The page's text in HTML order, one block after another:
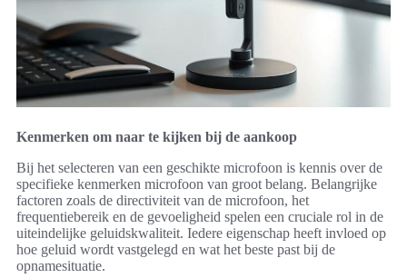
Kenmerken om naar te kijken bij de aankoop
Bij het selecteren van een geschikte microfoon is kennis over de
specifieke kenmerken microfoon van groot belang. Belangrijke
factoren zoals de directiviteit van de microfoon, het
frequentiebereik en de gevoeligheid spelen een cruciale rol in de
uiteindelijke geluidskwaliteit. Iedere eigenschap heeft invloed op
hoe geluid wordt vastgelegd en wat het beste past bij de
opnamesituatie.